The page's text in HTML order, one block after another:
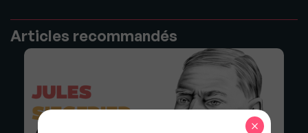
Articles recommandés
×